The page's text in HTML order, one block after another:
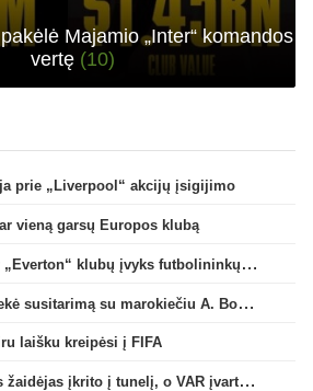
Majamio „Inter“ komandos
vertę (10)
prie „Liverpool“ akcijų įsigijimo
vieną garsų Europos klubą
Tarp „Crystal Palace“ ir „Everton“ klubų įvyks futbolininkų mainai
„Man City“ klubas pasiekė susitarimą su marokiečiu A. Bouaddi
laišku kreipėsi į FIFA
Brazilijoje įvartį šventęs žaidėjas įkrito į tunelį, o VAR įvartį atšaukė